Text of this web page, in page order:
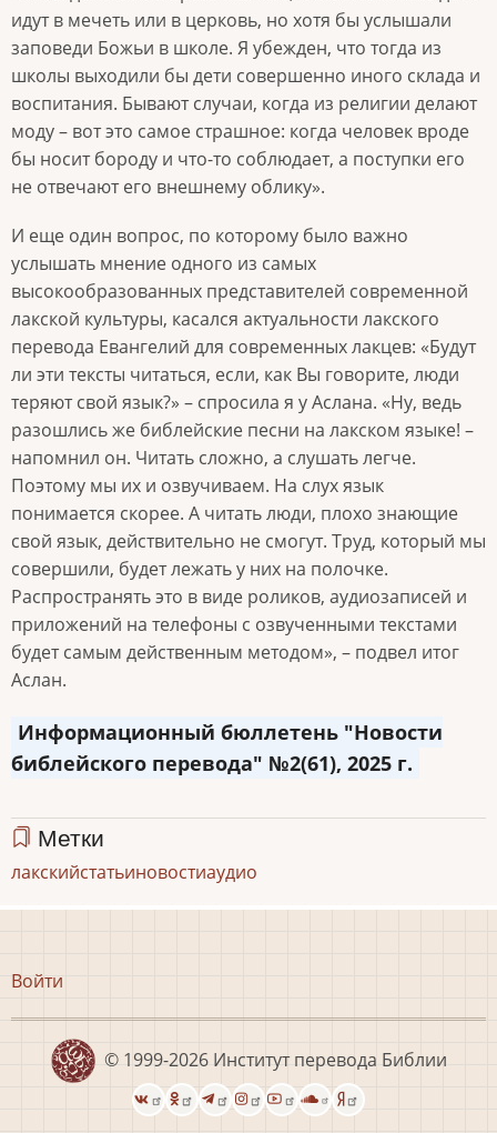
идут в мечеть или в церковь, но хотя бы услышали
заповеди Божьи в школе. Я убежден, что тогда из
школы выходили бы дети совершенно иного склада и
воспитания. Бывают случаи, когда из религии делают
моду – вот это самое страшное: когда человек вроде
бы носит бороду и что-то соблюдает, а поступки его
не отвечают его внешнему облику».
И еще один вопрос, по которому было важно
услышать мнение одного из самых
высокообразованных представителей современной
лакской культуры, касался актуальности лакского
перевода Евангелий для современных лакцев: «Будут
ли эти тексты читаться, если, как Вы говорите, люди
теряют свой язык?» – спросила я у Аслана. «Ну, ведь
разошлись же библейские песни на лакском языке! –
напомнил он. Читать сложно, а слушать легче.
Поэтому мы их и озвучиваем. На слух язык
понимается скорее. А читать люди, плохо знающие
свой язык, действительно не смогут. Труд, который мы
совершили, будет лежать у них на полочке.
Распространять это в виде роликов, аудиозаписей и
приложений на телефоны с озвученными текстами
будет самым действенным методом», – подвел итог
Аслан.
Информационный бюллетень "Новости
библейского перевода" №2(61), 2025 г.
Метки
лакскийстатьиновостиаудио
Меню
записи
пользователя
Войти
© 1999-2026 Институт перевода Библии